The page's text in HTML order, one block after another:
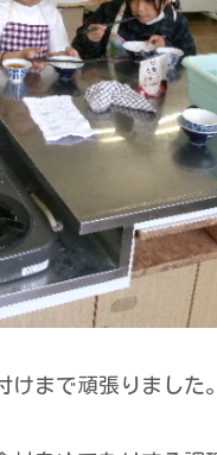
まで頑張りました。